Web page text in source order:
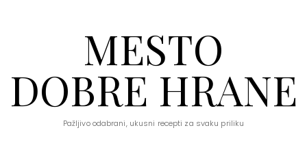
MESTO
DOBRE HRANE
Pažljivo odabrani, ukusni recepti za svaku priliku